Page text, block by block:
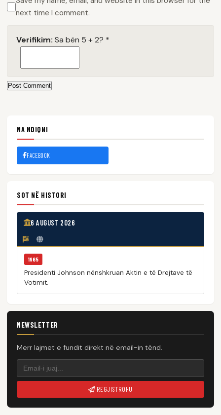
next time I comment.
Verifikim: Sa bën 5 + 2? *
Post Comment
NA NDIQNI
FACEBOOK
SOT NË HISTORI
6 AUGUST 2026
1965
Presidenti Johnson nënshkruan Aktin e të Drejtave të
Votimit.
NEWSLETTER
Merr lajmet e fundit direkt në email-in tënd.
REGJISTROHU